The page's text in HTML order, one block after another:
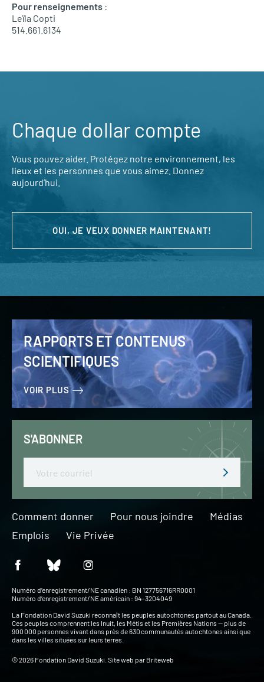
Pour renseignements :
Leïla Copti
514.661.6134
Chaque dollar compte
Vous pouvez aider. Protégez notre environnement, les
lieux et les personnes que vous aimez. Donnez
aujourd’hui.
OUI, JE VEUX DONNER MAINTENANT!
RAPPORTS ET CONTENUS
SCIENTIFIQUES
VOIR PLUS
S'ABONNER
Comment donner Pour nous joindre
Médias
Emplois
Vie Privée
Numéro d’enregistrement/NE canadien : BN 127756716RR0001
Numéro d’enregistrement/NE américain : 94-3204049
La Fondation David Suzuki reconnaît les peuples autochtones partout au Canada.
Ces peuples comprennent les Inuit, les Métis et les Premières Nations — plus de
900 000 personnes vivant dans près de 630 communautés autochtones ainsi que
dans les villes situées sur leurs terres.
© 2026 Fondation David Suzuki. Site web par Briteweb